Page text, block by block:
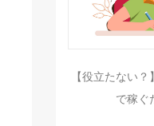
【役立たない
で稼ぐ